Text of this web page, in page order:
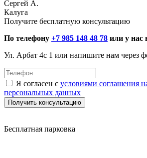
Сергей А.
Калуга
Получите бесплатную консультацию
По телефону +7 985 148 48 78 или у нас
Ул. Арбат 4с 1 или напишите нам через
Я согласен с условиями соглашения
персональных данных
Получить консультацию
Бесплатная парковка